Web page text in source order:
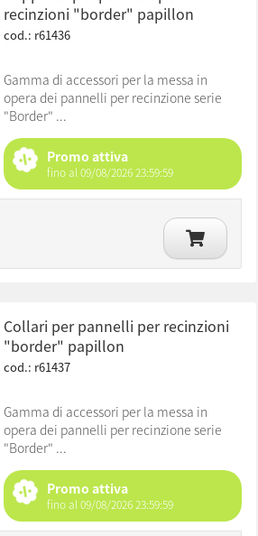
recinzioni "border" papillon
cod.: r61436
Gamma di accessori per la messa in
opera dei pannelli per recinzione serie
"Border" ...
Promo attiva
fino al 09/08/2026 23:59:59
collari per pannelli per recinzioni
"border" papillon
cod.: r61437
Gamma di accessori per la messa in
opera dei pannelli per recinzione serie
"Border" ...
Promo attiva
fino al 09/08/2026 23:59:59